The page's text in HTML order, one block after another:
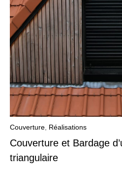
Couverture Réalisations
Couverture et Bardage
triangulaire